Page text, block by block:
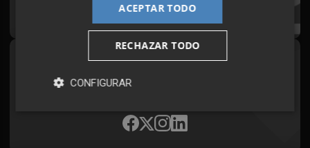
¡Quiero suscribirme!
Síguenos en redes
Plaza Podcast, desde cualquier medio
ACEPTAR TODO
RECHAZAR TODO
CONFIGURAR